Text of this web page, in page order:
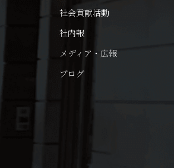
社会貢献活動
社内報
メディア・広報
ブログ